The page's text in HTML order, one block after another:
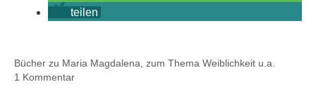
teilen
Kategorien
Bücher zu Maria Magdalena, zum Thema Weiblichkeit u.a.
1 Kommentar